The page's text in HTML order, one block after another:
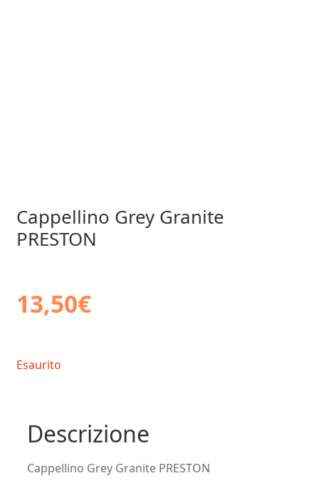
Cappellino Grey Granite
PRESTON
13,50€
Esaurito
Descrizione
Cappellino Grey Granite PRESTON